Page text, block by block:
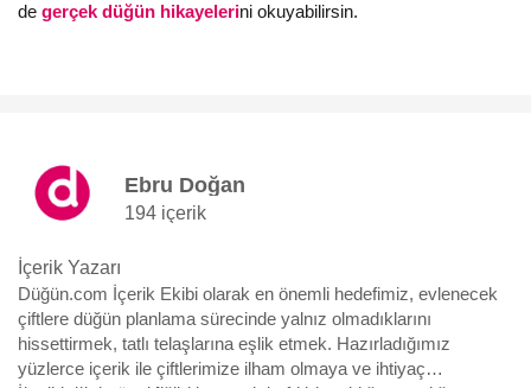
de gerçek düğün hikayelerini okuyabilirsin.
Ebru Doğan
194 içerik
İçerik Yazarı
Düğün.com İçerik Ekibi olarak en önemli hedefimiz, evlenecek
çiftlere düğün planlama sürecinde yalnız olmadıklarını
hissettirmek, tatlı telaşlarına eşlik etmek. Hazırladığımız
yüzlerce içerik ile çiftlerimize ilham olmaya ve ihtiyaç